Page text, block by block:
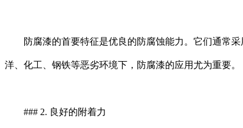
防腐漆的首要特征是优良的防腐蚀能力。它们通常采
洋、化工、钢铁等恶劣环境下，防腐漆的应用尤为重要。
### 2. 良好的附着力